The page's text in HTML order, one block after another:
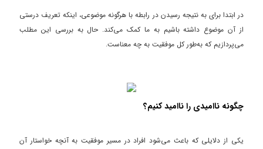
در ابتدا برای به نتیجه رسیدن در رابطه با هرگونه موضوعی، اینکه تعریف درستی
از آن موضوع داشته باشیم به ما کمک می‌کند. حال به بررسی این مطلب
می‌پردازیم که به‌طور کل موفقیت به چه معناست.
چگونه ناامیدی را ناامید کنیم؟
یکی از دلایلی که باعث می‌شود افراد در مسیر موفقیت به آنچه خواستار آن